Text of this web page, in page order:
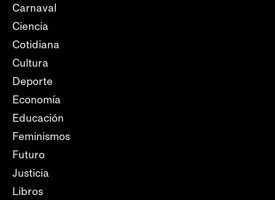
Carnaval
Ciencia
Cotidiana
Cultura
Deporte
Economía
Educación
Feminismos
Futuro
Justicia
Libros